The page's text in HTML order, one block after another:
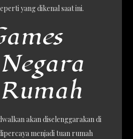
yang dikenal saat ini.
akan diselenggarakan di
menjadi tuan rumah